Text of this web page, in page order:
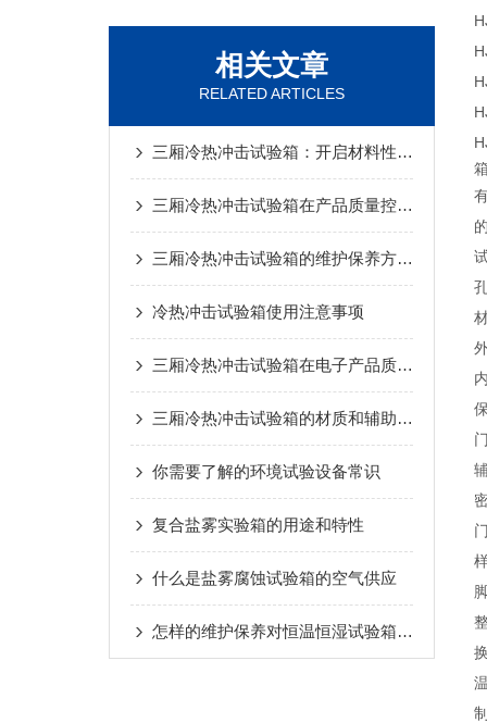
相关文章
RELATED ARTICLES
三厢冷热冲击试验箱：开启材料性能测试新征程
三厢冷热冲击试验箱在产品质量控制中的关键作用
三厢冷热冲击试验箱的维护保养方法说明
冷热冲击试验箱使用注意事项
三厢冷热冲击试验箱在电子产品质量测试中的重要作用
三厢冷热冲击试验箱的材质和辅助结构说明
你需要了解的环境试验设备常识
复合盐雾实验箱的用途和特性
什么是盐雾腐蚀试验箱的空气供应
怎样的维护保养对恒温恒湿试验箱是有效的